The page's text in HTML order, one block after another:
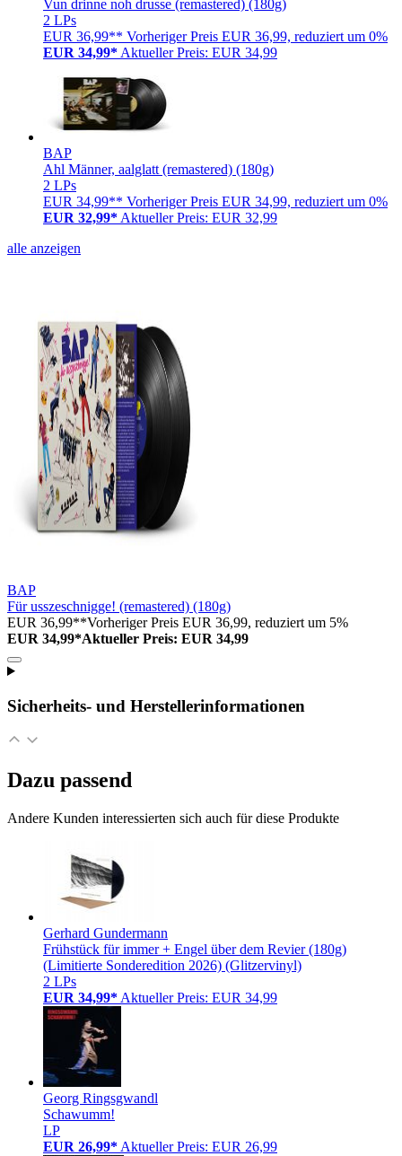
Vun drinne noh drusse (remastered) (180g)
2 LPs
EUR 36,99** Vorheriger Preis EUR 36,99, reduziert um 0%
EUR 34,99* Aktueller Preis: EUR 34,99
BAP
Ahl Männer, aalglatt (remastered) (180g)
2 LPs
EUR 34,99** Vorheriger Preis EUR 34,99, reduziert um 0%
EUR 32,99* Aktueller Preis: EUR 32,99
alle anzeigen
BAP
Für usszeschnigge! (remastered) (180g)
EUR 36,99**Vorheriger Preis EUR 36,99, reduziert um 5%
EUR 34,99*Aktueller Preis: EUR 34,99
Sicherheits- und Herstellerinformationen
Dazu passend
Andere Kunden interessierten sich auch für diese Produkte
Gerhard Gundermann
Frühstück für immer + Engel über dem Revier (180g)
(Limitierte Sonderedition 2026) (Glitzervinyl)
2 LPs
EUR 34,99* Aktueller Preis: EUR 34,99
Georg Ringsgwandl
Schawumm!
LP
EUR 26,99* Aktueller Preis: EUR 26,99